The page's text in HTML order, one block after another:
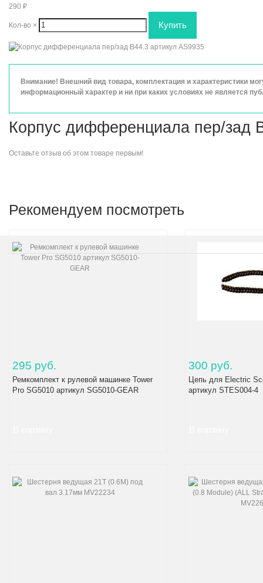
290 ₽
Кол-во ×
Внимание! Внешний вид товара, комплектация и характеристики
информационный характер и ни при каких условиях не является
Корпус дифференциала пер/зад
Оставьте отзыв об этом товаре первым!
Рекомендуем посмотреть
295 руб.
Ремкомплект к рулевой машинке Tower
Pro SG5010 артикул SG5010-GEAR
300 руб.
Цепь для Electric
артикул STES004-4